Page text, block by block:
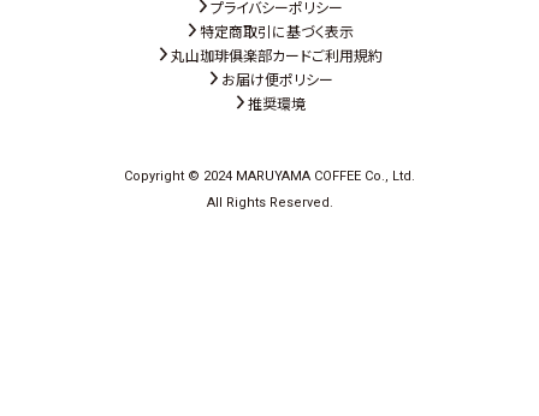
プライバシーポリシー
特定商取引に基づく表示
丸山珈琲俱楽部カードご利用規約
お届け便ポリシー
推奨環境
Copyright © 2024 MARUYAMA COFFEE Co., Ltd.
All Rights Reserved.